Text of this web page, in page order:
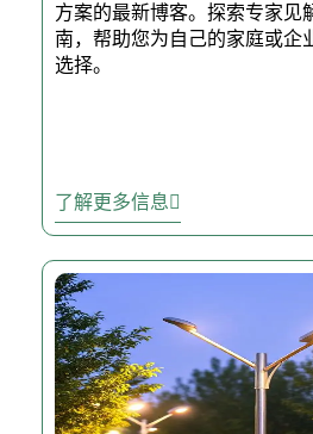
方案的最新博客。探索专家见
南，帮助您为自己的家庭或企
选择。
了解更多信息